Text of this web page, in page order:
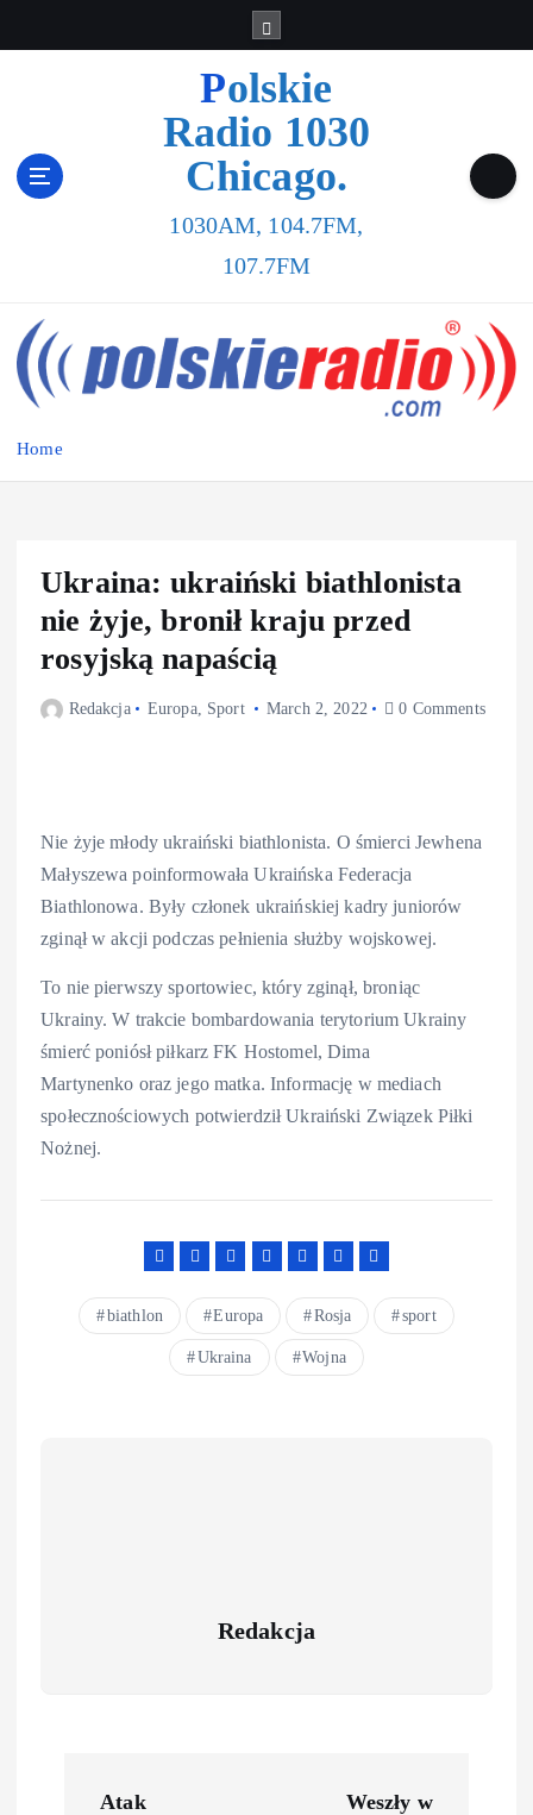
Polskie
Radio 1030
Chicago.
1030AM, 104.7FM,
107.7FM
Home
Ukraina: ukraiński biathlonista
nie żyje, bronił kraju przed
rosyjską napaścią
Redakcja Europa, Sport March 2, 2022 0 Comments
Nie żyje młody ukraiński biathlonista. O śmierci Jewhena
Małyszewa poinformowała Ukraińska Federacja
Biathlonowa. Były członek ukraińskiej kadry juniorów
zginął w akcji podczas pełnienia służby wojskowej.
To nie pierwszy sportowiec, który zginął, broniąc
Ukrainy. W trakcie bombardowania terytorium Ukrainy
śmierć poniósł piłkarz FK Hostomel, Dima
Martynenko oraz jego matka. Informację w mediach
społecznościowych potwierdził Ukraiński Związek Piłki
Nożnej.
biathlon Europa Rosja sport
Ukraina Wojna
Redakcja
Atak
Weszły w